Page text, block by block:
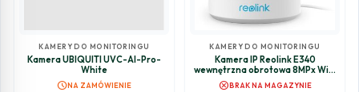
KAMERY DO MONITORINGU
Kamera UBIQUITI UVC-AI-Pro-
White
scheduleNA ZAMÓWIENIE
KAMERY DO MONITORINGU
Kamera IP Reolink E340
wewnętrzna obrotowa 8MPx WiFi
biała
cancelBRAK NA MAGAZYNIE